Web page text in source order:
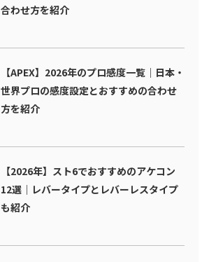
合わせ方を紹介
【APEX】2026年のプロ感度一覧｜日本・
世界プロの感度設定とおすすめの合わせ
方を紹介
【2026年】スト6でおすすめのアケコン
12選｜レバータイプとレバーレスタイプ
も紹介